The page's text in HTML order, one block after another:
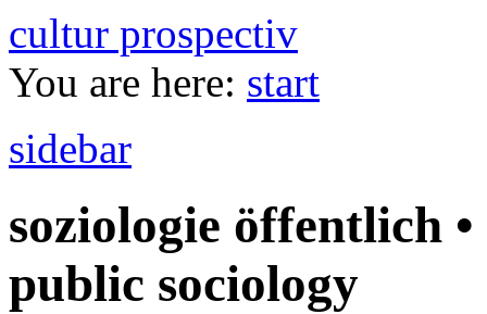
cultur prospectiv
You are here: start
sidebar
soziologie öffentlich
public sociology